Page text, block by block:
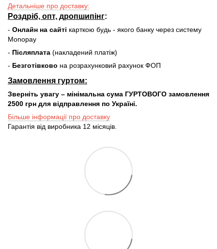
Детальніше про доставку:
Роздріб, опт, дропшипінг:
- Онлайн на сайті карткою будь - якого банку через систему
Monopay
- Післяплата (накладений платіж)
- Безготівково на розрахунковий рахунок ФОП
Замовлення гуртом:
Зверніть увагу – мінімальна сума ГУРТОВОГО замовлення
2500 грн для відправлення по Україні.
Більше інформації про доставку
Гарантія від виробника 12 місяців.